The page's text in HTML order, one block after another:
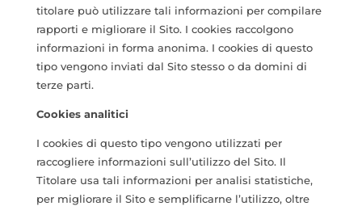
titolare può utilizzare tali informazioni per compilare
rapporti e migliorare il Sito. I cookies raccolgono
informazioni in forma anonima. I cookies di questo
tipo vengono inviati dal Sito stesso o da domini di
terze parti.
Cookies analitici
I cookies di questo tipo vengono utilizzati per
raccogliere informazioni sull’utilizzo del Sito. Il
Titolare usa tali informazioni per analisi statistiche,
per migliorare il Sito e semplificarne l’utilizzo, oltre